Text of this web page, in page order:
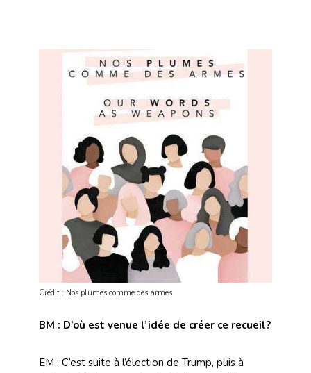
Crédit : Nos plumes comme des armes
BM : D’où est venue l’idée de créer ce recueil?
EM : C’est suite à l’élection de Trump, puis à